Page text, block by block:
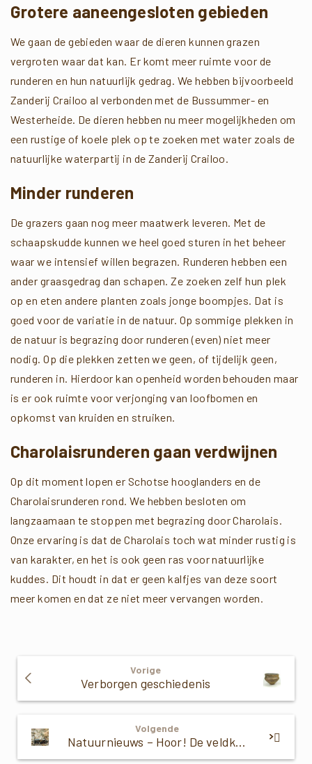
Grotere aaneengesloten gebieden
We gaan de gebieden waar de dieren kunnen grazen
vergroten waar dat kan. Er komt meer ruimte voor de
runderen en hun natuurlijk gedrag. We hebben bijvoorbeeld
Zanderij Crailoo al verbonden met de Bussummer- en
Westerheide. De dieren hebben nu meer mogelijkheden om
een rustige of koele plek op te zoeken met water zoals de
natuurlijke waterpartij in de Zanderij Crailoo.
Minder runderen
De grazers gaan nog meer maatwerk leveren. Met de
schaapskudde kunnen we heel goed sturen in het beheer
waar we intensief willen begrazen. Runderen hebben een
ander graasgedrag dan schapen. Ze zoeken zelf hun plek
op en eten andere planten zoals jonge boompjes. Dat is
goed voor de variatie in de natuur. Op sommige plekken in
de natuur is begrazing door runderen (even) niet meer
nodig. Op die plekken zetten we geen, of tijdelijk geen,
runderen in. Hierdoor kan openheid worden behouden maar
is er ook ruimte voor verjonging van loofbomen en
opkomst van kruiden en struiken.
Charolaisrunderen gaan verdwijnen
Op dit moment lopen er Schotse hooglanders en de
Charolaisrunderen rond. We hebben besloten om
langzaamaan te stoppen met begrazing door Charolais.
Onze ervaring is dat de Charolais toch wat minder rustig is
van karakter, en het is ook geen ras voor natuurlijke
kuddes. Dit houdt in dat er geen kalfjes van deze soort
meer komen en dat ze niet meer vervangen worden.
Verder
Lezen
Vorige
Verborgen geschiedenis
Volgende
Natuurnieuws – Hoor! De veldkrekel